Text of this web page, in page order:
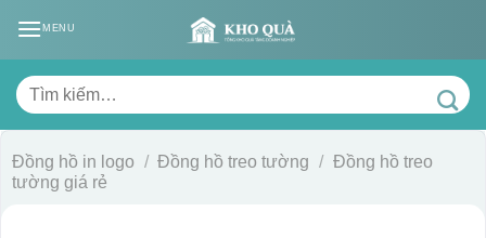
MENU
Tìm
kiếm:
Đồng hồ in logo / Đồng hồ treo tường / Đồng hồ treo
tường giá rẻ